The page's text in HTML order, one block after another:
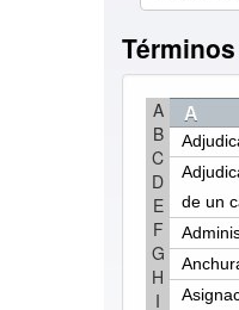
A
B
C
D
E
F
G
H
I
A
A
de un